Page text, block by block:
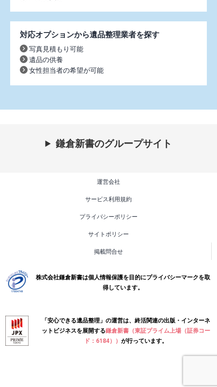
対応オプションから遺品整理業者を探す
写真見積もり可能
遺品の供養
女性担当者の希望が可能
鎌倉新書のグループサイト
運営会社
サービス利用規約
プライバシーポリシー
サイトポリシー
掲載問合せ
株式会社鎌倉新書は個人情報保護を目的にプライバシーマークを取
得しています。
「安心できる遺品整理」の運営は、終活関連の出版・インターネ
ットビジネスを展開する鎌倉新書（東証プライム上場（証券コー
ド：6184）） が行っています。